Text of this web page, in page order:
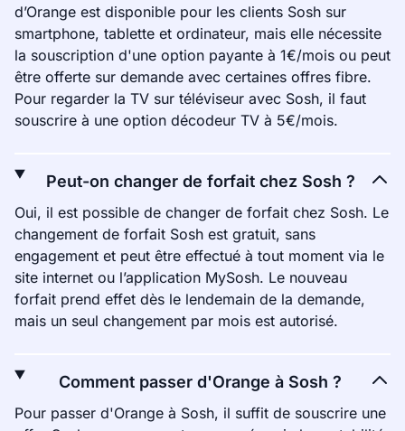
d’Orange est disponible pour les clients Sosh sur
smartphone, tablette et ordinateur, mais elle nécessite
la souscription d'une option payante à 1€/mois ou peut
être offerte sur demande avec certaines offres fibre.
Pour regarder la TV sur téléviseur avec Sosh, il faut
souscrire à une option décodeur TV à 5€/mois.
Peut-on changer de forfait chez Sosh ?
Oui, il est possible de changer de forfait chez Sosh. Le
changement de forfait Sosh est gratuit, sans
engagement et peut être effectué à tout moment via le
site internet ou l’application MySosh. Le nouveau
forfait prend effet dès le lendemain de la demande,
mais un seul changement par mois est autorisé.
Comment passer d'Orange à Sosh ?
Pour passer d'Orange à Sosh, il suffit de souscrire une